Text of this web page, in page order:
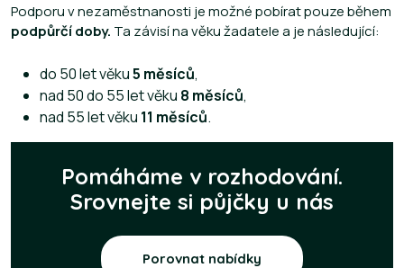
Podporu v nezaměstnanosti je možné pobírat pouze během
podpůrčí doby. Ta závisí na věku žadatele a je následující:
do 50 let věku5 měsíců,
nad 50 do 55 let věku 8 měsíců,
nad 55 let věku 11 měsíců.
Pomáháme v rozhodování.
Srovnejte si půjčky u nás
Porovnat nabídky